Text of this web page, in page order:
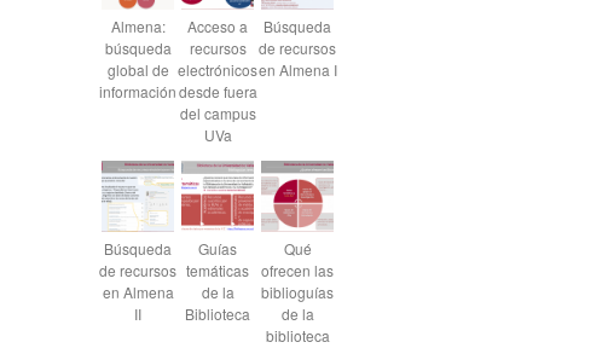
Almena:
búsqueda
global de
información
Acceso a
recursos
electrónicos
desde fuera
del campus
UVa
Búsqueda
de recursos
en Almena I
Búsqueda
de recursos
en Almena
II
Guías
temáticas
de la
Biblioteca
Qué
ofrecen las
biblioguías
de la
biblioteca